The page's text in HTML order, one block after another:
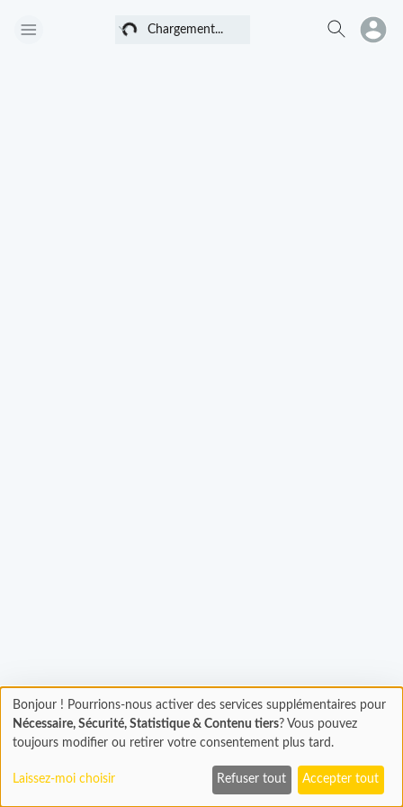
Chargement... Chargement...
Chargement... Chargement
En cours...
Bonjour ! Pourrions-nous activer des services supplémentaires pour
Nécessaire, Sécurité, Statistique & Contenu tiers? Vous pouvez
toujours modifier ou retirer votre consentement plus tard.
Laissez-moi choisir Refuser tout Accepter tout